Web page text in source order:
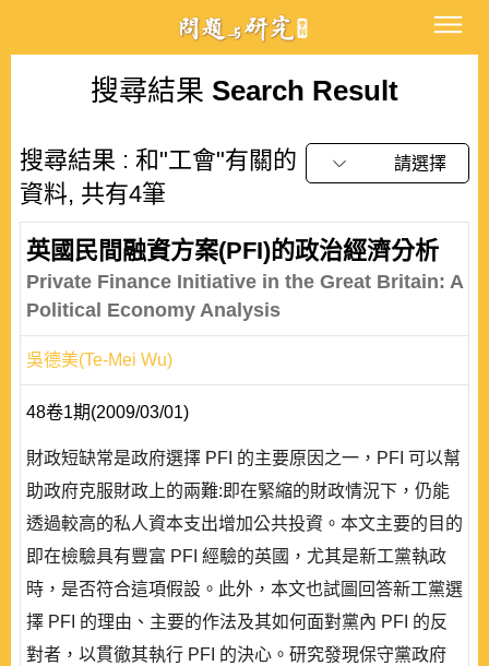
搜尋結果 Search Result
搜尋結果 : 和"工會"有關的
資料, 共有4筆
請選擇
英國民間融資方案(PFI)的政治經濟分析
Private Finance Initiative in the Great Britain: A
Political Economy Analysis
吳德美(Te-Mei Wu)
48卷1期(2009/03/01)
財政短缺常是政府選擇 PFI 的主要原因之一，PFI 可以幫
助政府克服財政上的兩難:即在緊縮的財政情況下，仍能
透過較高的私人資本支出增加公共投資。本文主要的目的
即在檢驗具有豐富 PFI 經驗的英國，尤其是新工黨執政
時，是否符合這項假設。此外，本文也試圖回答新工黨選
擇 PFI 的理由、主要的作法及其如何面對黨內 PFI 的反
對者，以貫徹其執行 PFI 的決心。研究發現保守黨政府